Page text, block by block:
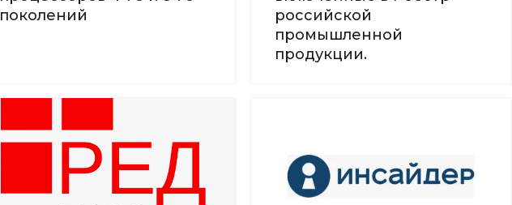
поколений
российской
промышленной
продукции.